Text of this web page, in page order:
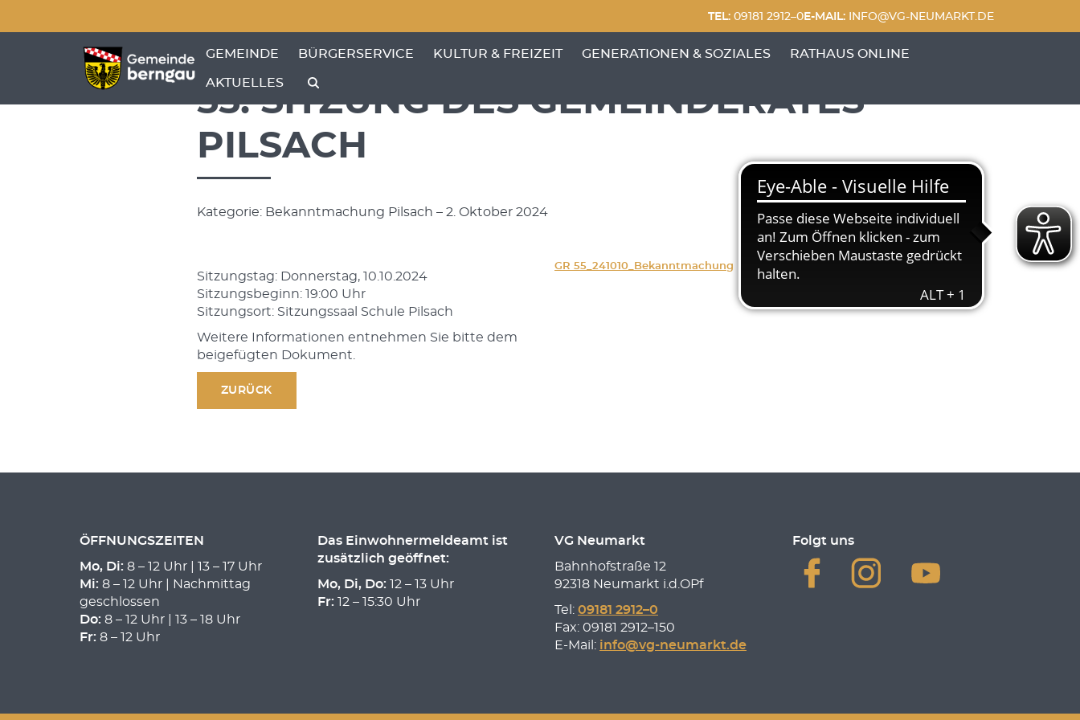
TEL:09181 2912–0E-MAIL:INFO@VG-NEUMARKT.DE
GEMEINDE
ZEIGE MENÜ-UNTERPUNKTE VON 'GEMEINDE'
BÜRGERSERVICE
ZEIGE MENÜ-UNTERPUNKTE VON 'BÜRGERSERVICE'
KULTUR & FREIZEIT GENERATIONEN & SOZIALES RATHAUS ONLINE
AKTUELLES
55. SITZUNG DES GEMEINDERATES
PILSACH
Kategorie: Bekanntmachung Pilsach – 2. Oktober 2024
Sitzungstag: Donnerstag, 10.10.2024
Sitzungsbeginn: 19:00 Uhr
Sitzungsort: Sitzungssaal Schule Pilsach
Weitere Informationen entnehmen Sie bitte dem
beigefügten Dokument.
GR 55_241010_Bekanntmachung Herunterladen
ZURÜCK
ÖFFNUNGSZEITEN
Mo, Di: 8 – 12 Uhr | 13 – 17 Uhr
Mi: 8 – 12 Uhr | Nachmittag
geschlossen
Do: 8 – 12 Uhr | 13 – 18 Uhr
Fr: 8 – 12 Uhr
Das Einwohnermeldeamt ist
zusätzlich geöffnet:
Mo, Di, Do: 12 – 13 Uhr
Fr: 12 – 15:30 Uhr
VG Neumarkt
Bahnhofstraße 12
92318 Neumarkt i.d.OPf
Tel: 09181 2912–0
Fax: 09181 2912–150
E-Mail: info@vg-neumarkt.de
Folgt uns